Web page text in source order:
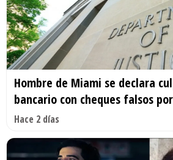
Hombre de Miami se declara
bancario con cheques falsos
Hace 2 días